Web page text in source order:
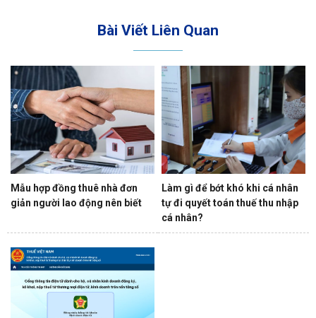
Bài Viết Liên Quan
Mẫu hợp đồng thuê nhà đơn
giản người lao động nên biết
Làm gì để bớt khó khi cá nhân
tự đi quyết toán thuế thu nhập
cá nhân?